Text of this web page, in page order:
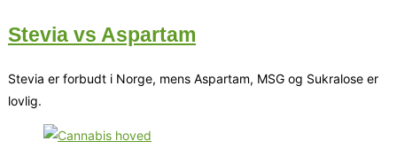
Stevia vs Aspartam
Stevia er forbudt i Norge, mens Aspartam, MSG og Sukralose er
lovlig.